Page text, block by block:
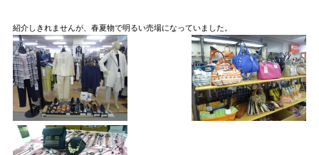
紹介しきれませんが、春夏物で明るい売場になっていました。